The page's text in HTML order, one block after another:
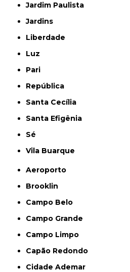
Jardim Paulista
Jardins
Liberdade
Luz
Pari
República
Santa Cecília
Santa Efigênia
Sé
Vila Buarque
Aeroporto
Brooklin
Campo Belo
Campo Grande
Campo Limpo
Capão Redondo
Cidade Ademar